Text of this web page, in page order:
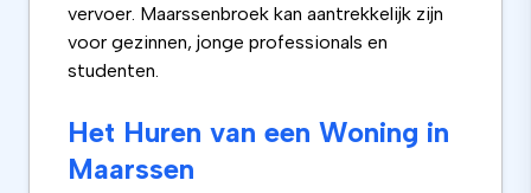
vervoer. Maarssenbroek kan aantrekkelijk zijn
voor gezinnen, jonge professionals en
studenten.
Het Huren van een Woning in
Maarssen